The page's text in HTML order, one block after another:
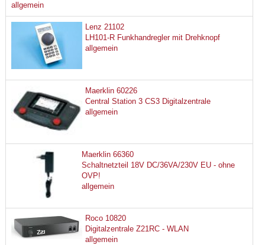
allgemein
Lenz 21102
LH101-R Funkhandregler mit Drehknopf
allgemein
Maerklin 60226
Central Station 3 CS3 Digitalzentrale
allgemein
Maerklin 66360
Schaltnetzteil 18V DC/36VA/230V EU - ohne
OVP!
allgemein
Roco 10820
Digitalzentrale Z21RC - WLAN
allgemein